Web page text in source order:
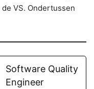
VS. Ondertussen
Software Quality
Engineer